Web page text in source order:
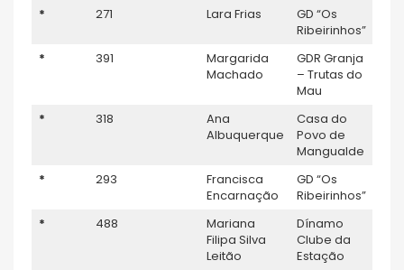
* 271 Lara Frias
GD “Os
Ribeirinhos”
* 391
Margarida
Machado
GDR Granja
– Trutas do
Mau
* 318
Ana
Albuquerque
Casa do
Povo de
Mangualde
* 293
Francisca
Encarnação
GD “Os
Ribeirinhos”
* 488
Mariana
Filipa Silva
Leitão
Dínamo
Clube da
Estação